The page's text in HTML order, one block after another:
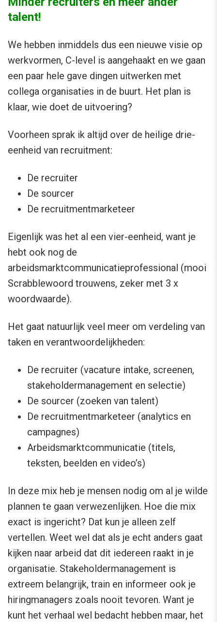
talent!
We hebben inmiddels dus een nieuwe visie op
werkvormen, C-level is aangehaakt en we gaan
een paar hele gave dingen uitwerken met
collega organisaties in de buurt. Het plan is
klaar, wie doet de uitvoering?
Voorheen sprak ik altijd over de heilige drie-
eenheid van recruitment:
De recruiter
De sourcer
De recruitmentmarketeer
Eigenlijk was het al een vier-eenheid, want je
hebt ook nog de
arbeidsmarktcommunicatieprofessional (mooi
Scrabblewoord trouwens, zeker met 3 x
woordwaarde).
Het gaat natuurlijk veel meer om verdeling van
taken en verantwoordelijkheden:
De recruiter (vacature intake, screenen,
stakeholdermanagement en selectie)
De sourcer (zoeken van talent)
De recruitmentmarketeer (analytics en
campagnes)
Arbeidsmarktcommunicatie (titels,
teksten, beelden en video’s)
In deze mix heb je mensen nodig om al je wilde
plannen te gaan verwezenlijken. Hoe die mix
exact is ingericht? Dat kun je alleen zelf
vertellen. Weet wel dat als je echt anders gaat
kijken naar arbeid dat dit iedereen raakt in je
organisatie. Stakeholdermanagement is
extreem belangrijk, train en informeer ook je
hiringmanagers zoals nooit tevoren. Want je
kunt het verhaal wel bedacht hebben maar, het